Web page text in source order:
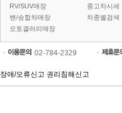
RV/SUV매장
밴/승합차매장
오토갤러리매장
중고차시세
차종별검색
02-784-2329
장애/오류신고 권리침해신고